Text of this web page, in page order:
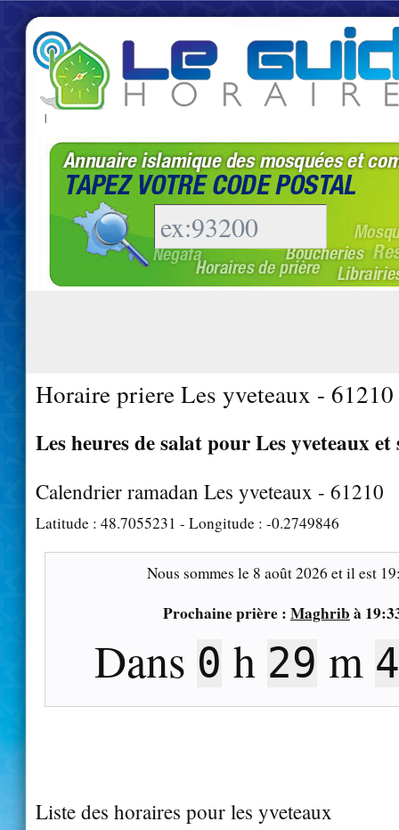
|
Horaire priere Les yveteaux - 61210
Les heures de salat pour Les yveteaux et
Calendrier ramadan Les yveteaux - 61210
Latitude : 48.7055231 - Longitude : -0.2749846
Nous sommes le 8 août 2026 et il est
Prochaine prière : Maghrib à
Dans 0 h 29 m
Liste des horaires pour les yveteaux